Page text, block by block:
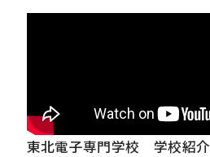
東北電子専門学校 学校紹介